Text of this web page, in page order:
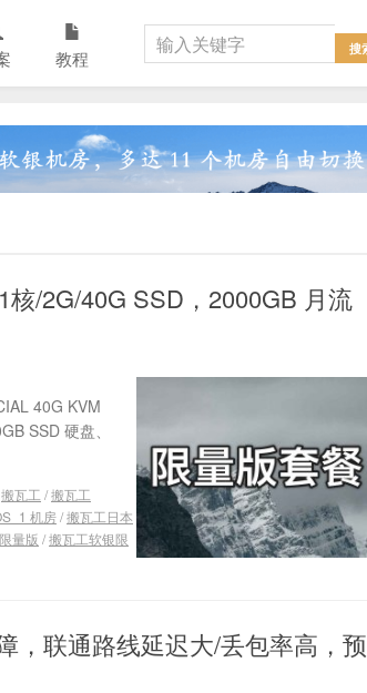
教程
/2G/40G SSD，2000GB 月流
40G KVM
SSD 硬盘、
搬瓦工 /搬瓦工
机房/搬瓦工日本
量版 /搬瓦工软银限
，联通路线延迟大/丢包率高，预